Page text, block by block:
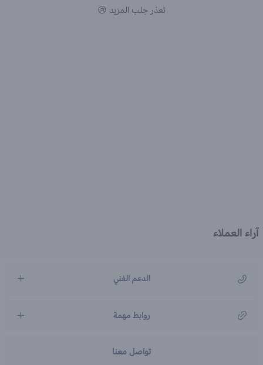
تعذر جلب المزيد 😢
آراء العملاء
الدعم الفني
روابط مهمة
تواصل معنا